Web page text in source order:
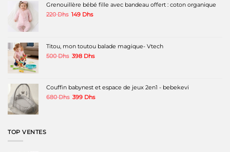
être
Grenouillère bébé fille avec bandeau offert : coton organique
220Dhs Le
149 DhsLe
149 Dhs.
Titou, mon toutou balade magique- Vtech
500Dhs Le
500 Dhs.
398 DhsLe
398 Dhs.
Couffin babynest et espace de jeux 2en1 - bebekevi
680Dhs Le
399 DhsLe
TOP VENTES